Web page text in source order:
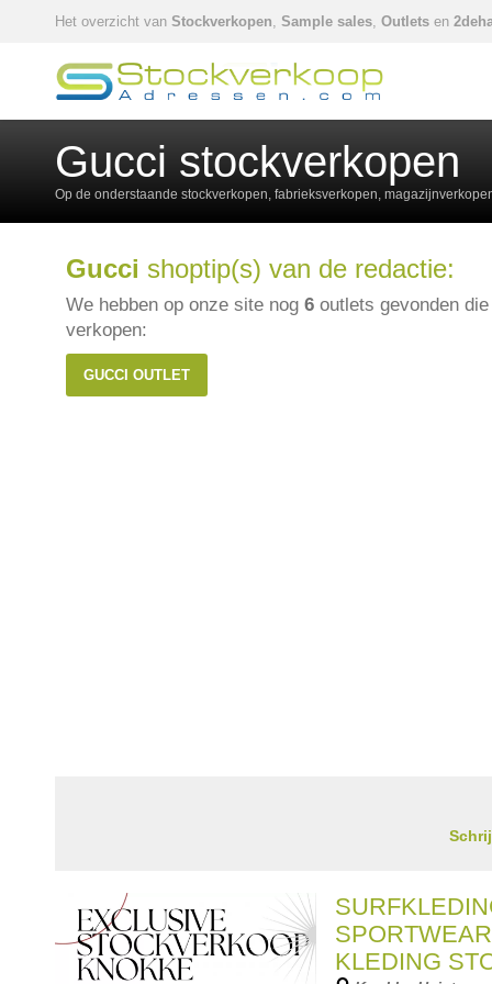
Het overzicht van Stockverkopen, Sample sales, Outlets en
Gucci stockverkopen
Op de onderstaande stockverkopen, fabrieksverkopen,
Gucci shoptip(s) van de redactie:
We hebben op onze site nog 6 outlets gevonden
verkopen:
GUCCI OUTLET
KLEDING